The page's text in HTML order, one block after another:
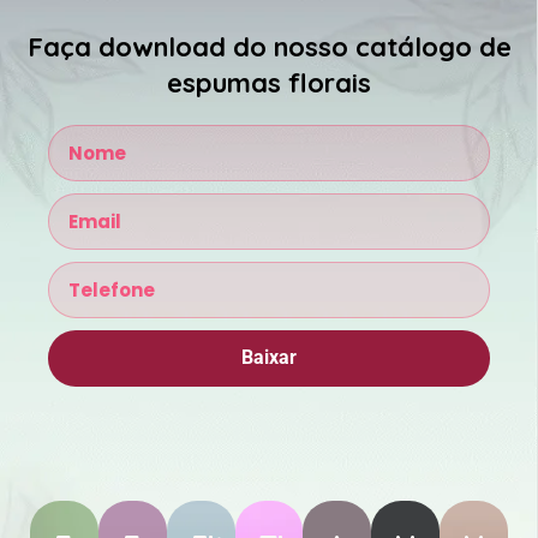
Faça download do nosso catálogo de
espumas florais
Baixar